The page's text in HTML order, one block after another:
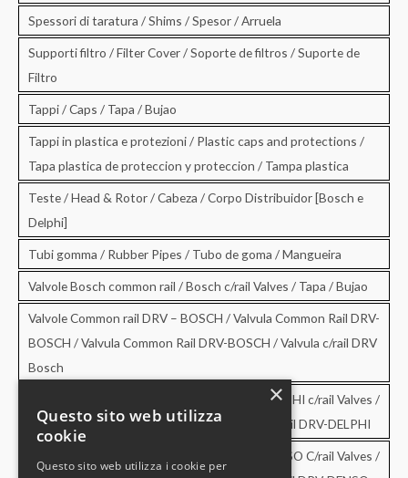
Spessori di taratura / Shims / Spesor / Arruela
Supporti filtro / Filter Cover / Soporte de filtros / Suporte de
Filtro
Tappi / Caps / Tapa / Bujao
Tappi in plastica e protezioni / Plastic caps and protections /
Tapa plastica de proteccion y proteccion / Tampa plastica
Teste / Head & Rotor / Cabeza / Corpo Distribuidor [Bosch e
Delphi]
Tubi gomma / Rubber Pipes / Tubo de goma / Mangueira
Valvole Bosch common rail / Bosch c/rail Valves / Tapa / Bujao
Valvole Common rail DRV – BOSCH / Valvula Common Rail DRV-
BOSCH / Valvula Common Rail DRV-BOSCH / Valvula c/rail DRV
Bosch
Valvole Common rail DRV – DELPHI / DRV-DELPHI c/rail Valves /
Valvula Common Rail DRV-DELPHI / Valvula c/rail DRV-DELPHI
Valvole Common rail DRV – DENSO / DRV-DENSO C/rail Valves /
×
Questo sito web utilizza
cookie
Questo sito web utilizza i cookie per